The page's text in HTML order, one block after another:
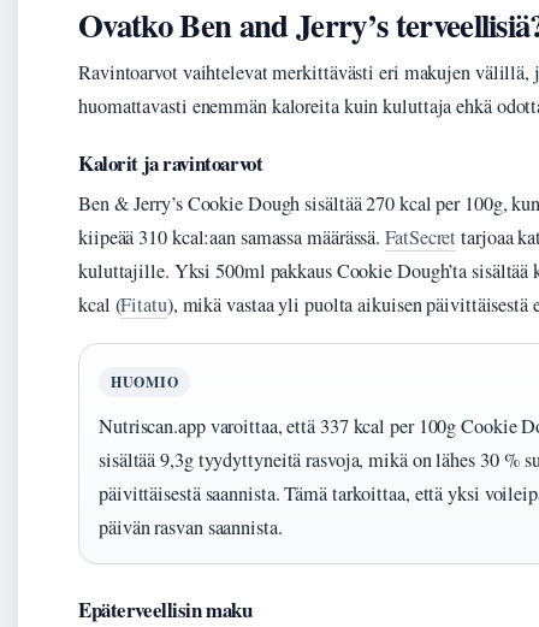
Ovatko Ben and Jerry’s
Ravintoarvot vaihtelevat merkittävästi eri makujen välillä,
huomattavasti enemmän kaloreita kuin kuluttaja ehkä
Kalorit ja ravintoarvot
Ben & Jerry’s Cookie Dough sisältää 270 kcal per 100g,
kiipeää 310 kcal:aan samassa määrässä.FatSecrettarjoaa
kuluttajille. Yksi 500ml pakkaus Cookie Dough’ta sisältää
kcal (Fitatu), mikä vastaa yli puolta aikuisen päivittäisestä
HUOMIO
Nutriscan.app varoittaa, että 337 kcal per 100g Cookie
sisältää 9,3g tyydyttyneitä rasvoja, mikä on lähes 30 %
päivittäisestä saannista. Tämä tarkoittaa, että yksi
päivän rasvan saannista.
Epäterveellisin maku